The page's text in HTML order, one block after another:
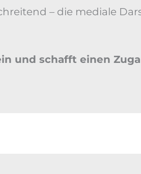
– die mediale
und schafft einen